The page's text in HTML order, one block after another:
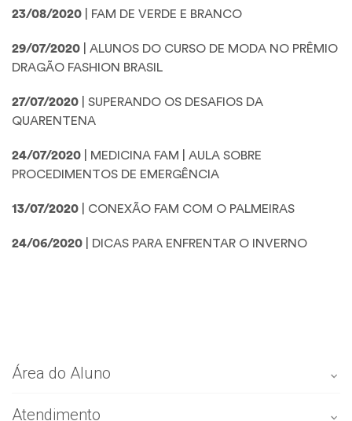
23/08/2020 | FAM DE VERDE E BRANCO
29/07/2020 | ALUNOS DO CURSO DE MODA NO PRÊMIO
DRAGÃO FASHION BRASIL
27/07/2020 | SUPERANDO OS DESAFIOS DA
QUARENTENA
24/07/2020 | MEDICINA FAM | AULA SOBRE
PROCEDIMENTOS DE EMERGÊNCIA
13/07/2020 | CONEXÃO FAM COM O PALMEIRAS
24/06/2020 | DICAS PARA ENFRENTAR O INVERNO
Área do Aluno
Portal do aluno
Atendimento